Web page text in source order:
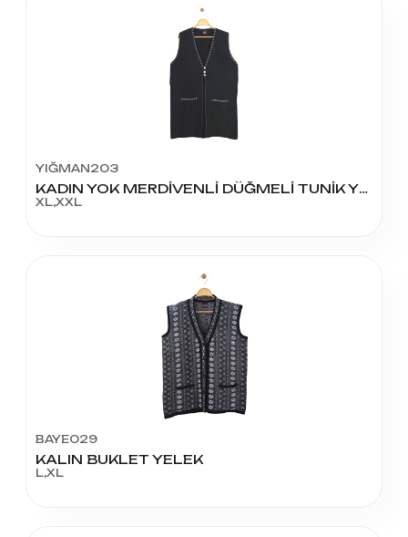
YIĞMAN203
KADIN YOK MERDİVENLİ DÜĞMELİ TUNİK YELEK
XL,XXL
BAYE029
KALIN BUKLET YELEK
L,XL